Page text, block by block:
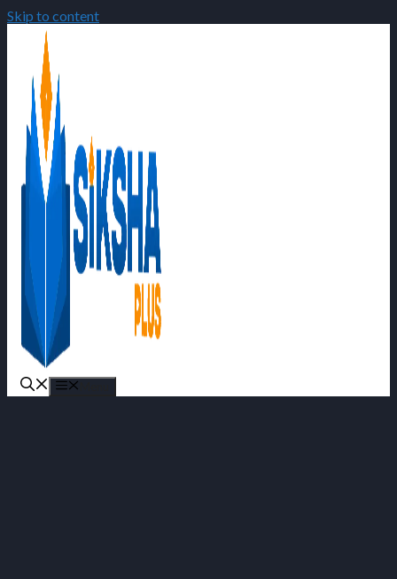
Skip to content